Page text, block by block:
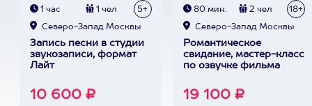
1 час 1 чел 5+
Северо-Запад Москвы
Запись песни в студии
звукозаписи, формат
Лайт
10 600 ₽
80 мин. 2 чел 18+
Северо-Запад Москвы
Романтическое
свидание, мастер-класс
по озвучке фильма
19 100 ₽